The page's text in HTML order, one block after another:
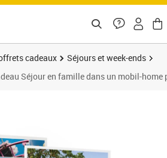
cadeaux
Séjours et week-ends
Séjour en famille dans un mobil-home